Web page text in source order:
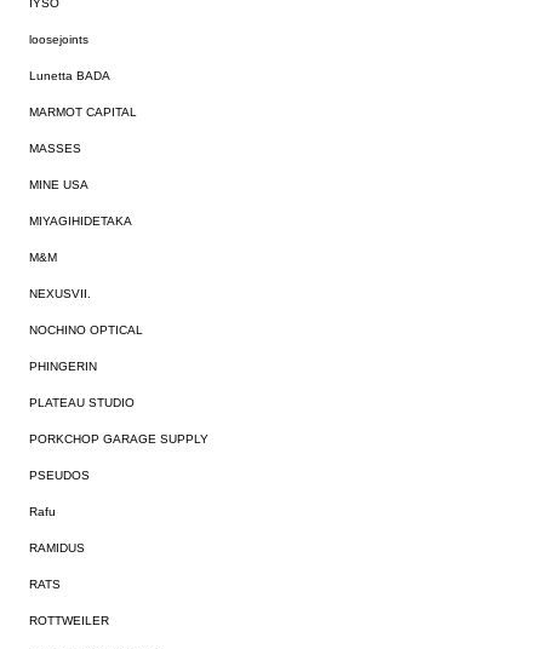
IYSO
loosejoints
Lunetta BADA
MARMOT CAPITAL
MASSES
MINE USA
MIYAGIHIDETAKA
M&M
NEXUSVII.
NOCHINO OPTICAL
PHINGERIN
PLATEAU STUDIO
PORKCHOP GARAGE SUPPLY
PSEUDOS
Rafu
RAMIDUS
RATS
ROTTWEILER